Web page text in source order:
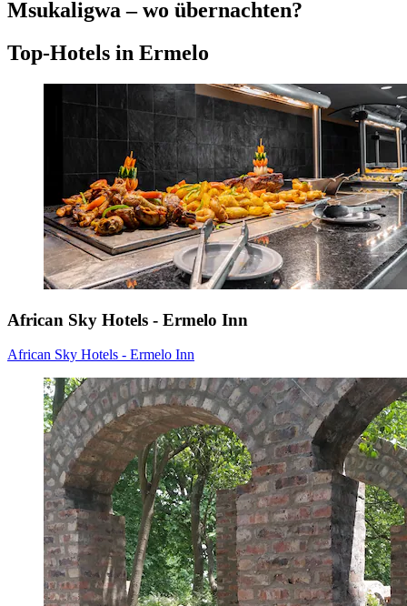
Msukaligwa – wo übernachten?
Top-Hotels in Ermelo
African Sky Hotels - Ermelo Inn
African Sky Hotels - Ermelo Inn